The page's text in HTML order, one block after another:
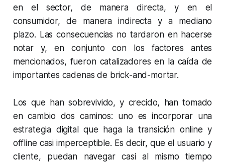
en el sector, de manera directa, y en el
consumidor, de manera indirecta y a mediano
plazo. Las consecuencias no tardaron en hacerse
notar y, en conjunto con los factores antes
mencionados, fueron catalizadores en la caída de
importantes cadenas de brick-and-mortar.
Los que han sobrevivido, y crecido, han tomado
en cambio dos caminos: uno es incorporar una
estrategia digital que haga la transición online y
offline casi imperceptible. Es decir, que el usuario y
cliente, puedan navegar casi al mismo tiempo